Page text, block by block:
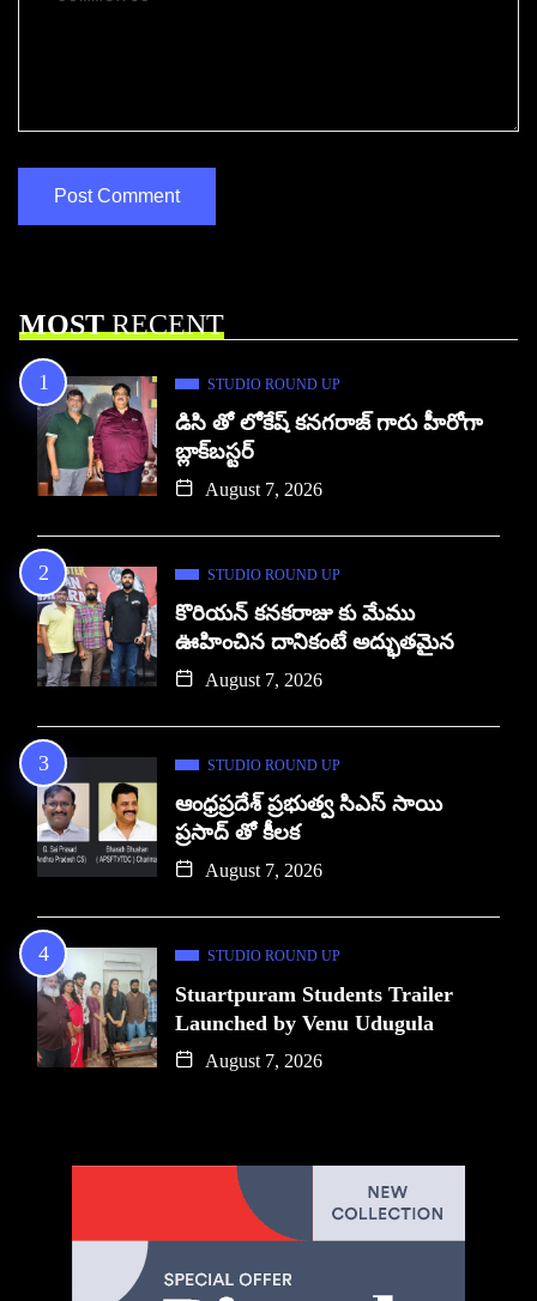
MOSTRECENT
STUDIO ROUND UP
డిసి తో లోకేష్ కనగరాజ్ గారు హీరోగా
బ్లాక్‌బస్టర్
August 7, 2026
STUDIO ROUND UP
కొరియన్ కనకరాజు కు మేము
ఊహించిన దానికంటే అద్భుతమైన
August 7, 2026
STUDIO ROUND UP
ఆంధ్రప్రదేశ్ ప్రభుత్వ సిఎస్ సాయి
ప్రసాద్ తో కీలక
August 7, 2026
STUDIO ROUND UP
Stuartpuram Students Trailer
Launched by Venu Udugula
August 7, 2026